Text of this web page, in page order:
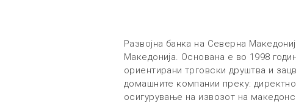
Развојна банка на Северна
Македонија. Основана е во 1998
ориентирани трговски друштва и
домашните компании преку:
осигурување на извозот на